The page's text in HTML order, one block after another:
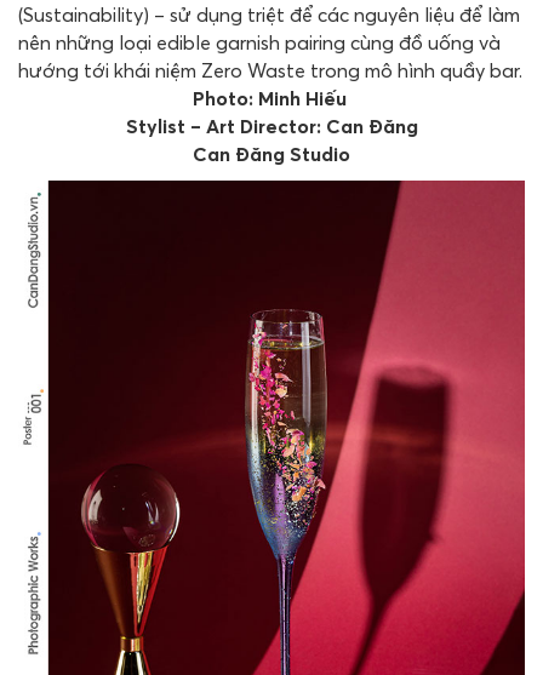
(Sustainability) – sử dụng triệt để các nguyên liệu để làm
nên những loại edible garnish pairing cùng đồ uống và
hướng tới khái niệm Zero Waste trong mô hình quầy bar.
Photo: Minh Hiếu
Stylist – Art Director: Can Đăng
Can Đăng Studio